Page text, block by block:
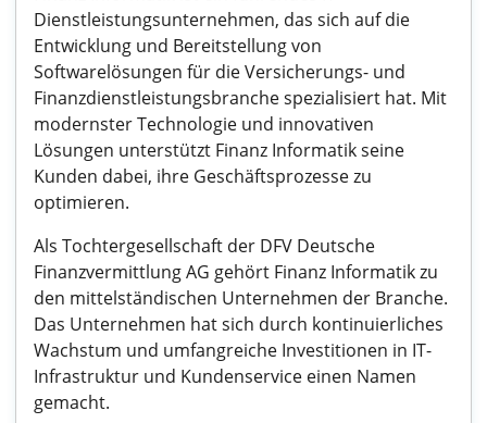
Dienstleistungsunternehmen, das sich auf die
Entwicklung und Bereitstellung von
Softwarelösungen für die Versicherungs- und
Finanzdienstleistungsbranche spezialisiert hat. Mit
modernster Technologie und innovativen
Lösungen unterstützt Finanz Informatik seine
Kunden dabei, ihre Geschäftsprozesse zu
optimieren.
Als Tochtergesellschaft der DFV Deutsche
Finanzvermittlung AG gehört Finanz Informatik zu
den mittelständischen Unternehmen der Branche.
Das Unternehmen hat sich durch kontinuierliches
Wachstum und umfangreiche Investitionen in IT-
Infrastruktur und Kundenservice einen Namen
gemacht.